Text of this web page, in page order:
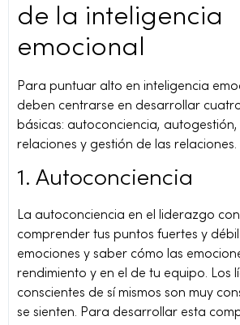
de la inteligencia
emocional
Para puntuar alto en inteligencia
deben centrarse en desarrollar
básicas: autoconciencia,
relaciones y gestión de las relaciones.
1. Autoconciencia
La autoconciencia en el liderazgo
comprender tus puntos fuertes y
emociones y saber cómo las
rendimiento y en el de tu equipo. Los
conscientes de sí mismos son muy
se sienten. Para desarrollar esta